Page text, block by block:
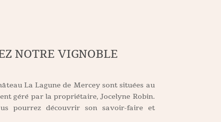
NOTRE VIGNOBLE
La Lagune de Mercey sont situées au
géré par la propriétaire, Jocelyne Robin.
pourrez découvrir son savoir-faire et